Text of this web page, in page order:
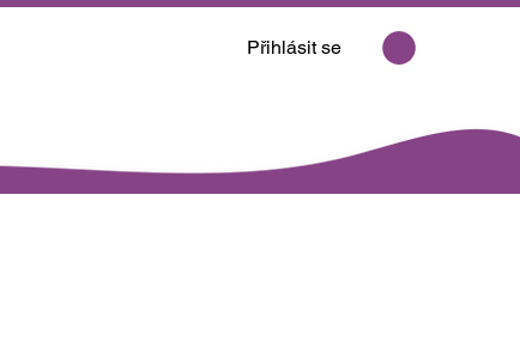
Přihlásit se